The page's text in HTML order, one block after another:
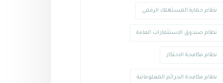
نظام حماية المستهلك الرقمي
نظام صندوق الاستثمارات العامة
نظام مكافحة الاحتكار
نظام مكافحة الجرائم المعلوماتية